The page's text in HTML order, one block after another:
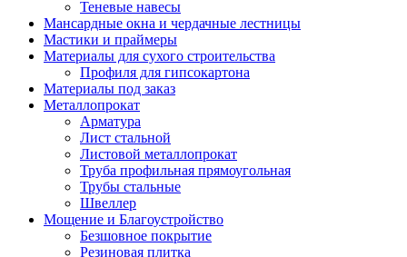
Теневые навесы
Мансардные окна и чердачные лестницы
Мастики и праймеры
Материалы для сухого строительства
Профиля для гипсокартона
Материалы под заказ
Металлопрокат
Арматура
Лист стальной
Листовой металлопрокат
Труба профильная прямоугольная
Трубы стальные
Швеллер
Мощение и Благоустройство
Безшовное покрытие
Резиновая плитка